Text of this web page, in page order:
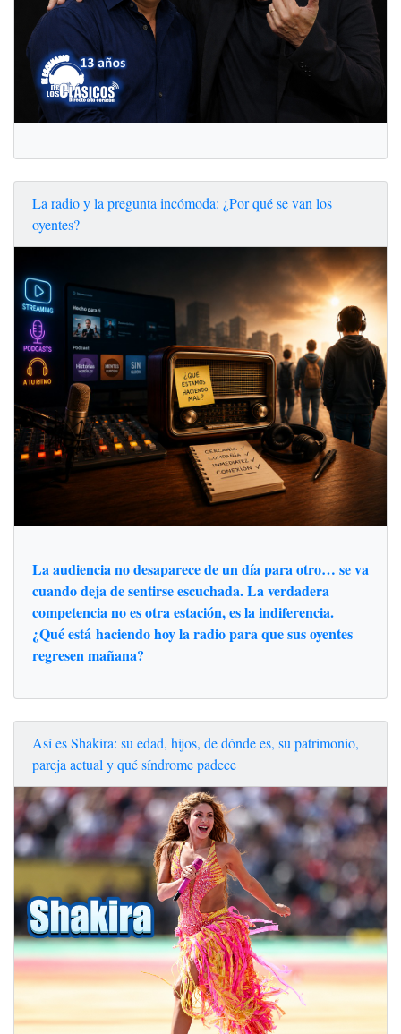
La radio y la pregunta incómoda: ¿Por qué se van los
oyentes?
La audiencia no desaparece de un día para otro… se va
cuando deja de sentirse escuchada. La verdadera
competencia no es otra estación, es la indiferencia.
¿Qué está haciendo hoy la radio para que sus oyentes
regresen mañana?
Así es Shakira: su edad, hijos, de dónde es, su patrimonio,
pareja actual y qué síndrome padece